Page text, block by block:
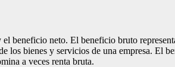
beneficio neto. El beneficio bruto
los bienes y servicios de una empresa. El
a veces renta bruta.